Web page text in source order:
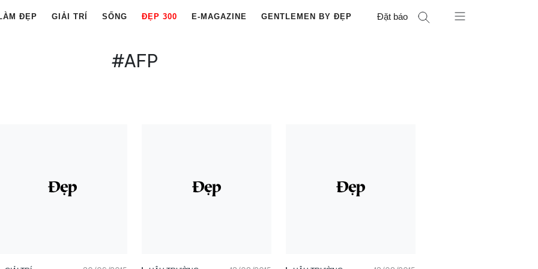
ĐẸP GIẢI TRÍ SỐNG ĐẸP 300 E-MAGAZINE GENTLEMEN BY ĐẸP Đặt báo
#AFP